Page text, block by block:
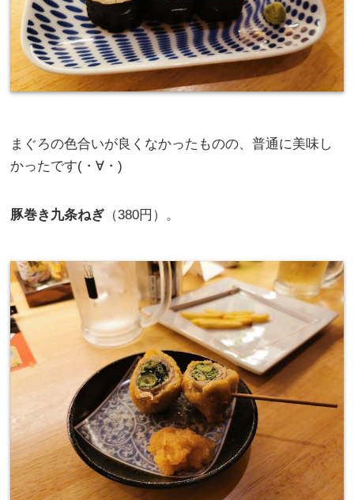
まぐろの色合いが良くなかったものの、普通に美味し
かったです(・∀・)
豚巻き九条ねぎ （380円）。